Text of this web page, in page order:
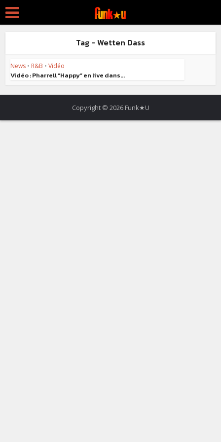
Tag - Wetten Dass
News • R&B • Vidéo
Vidéo : Pharrell “Happy” en live dans...
Copyright © 2026 Funk★U